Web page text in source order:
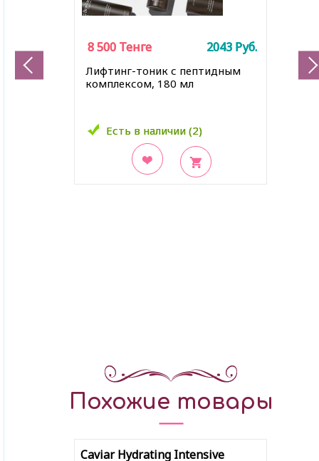
Лифтинг-тоник с пептидным
комплексом, 180 мл
Есть в наличии (2)
8 500 Тенге 2043 Руб.
Есть в наличии (2)
8 500 Тенге 2043 Руб.
Похожие товары
Caviar Hydrating Intensive